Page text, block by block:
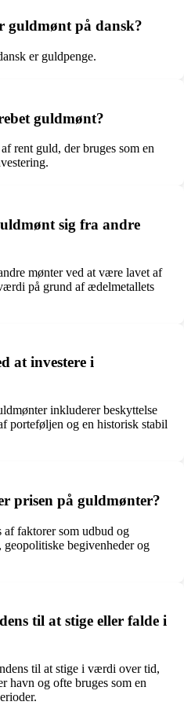
guldmønt på dansk?
er guldpenge.
guldmønt?
rent guld, der bruges som en
sig fra andre
mønter ved at være lavet af
på grund af ædelmetallets
at investere i
inkluderer beskyttelse
porteføljen og en historisk stabil
prisen på guldmønter?
af faktorer som udbud og
begivenheder og
til at stige eller falde i
til at stige i værdi over tid,
havn og ofte bruges som en